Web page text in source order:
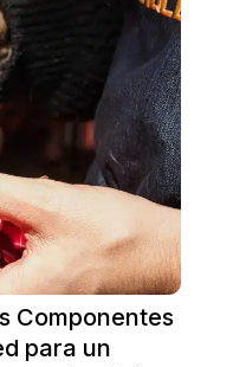
Componentes
para un